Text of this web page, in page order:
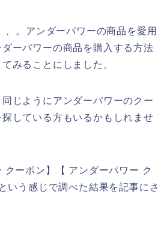
。アンダーパワーの商品を愛用
ーパワーの商品を購入する方法
みることにしました。
じようにアンダーパワーのクー
している方もいるかもしれませ
ーポン】【 アンダーパワー ク
いう感じで調べた結果を記事にさ